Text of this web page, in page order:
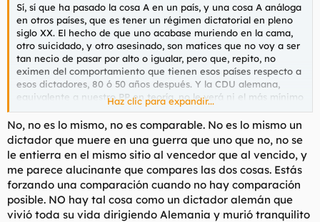
Sí, sí que ha pasado la cosa A en un país, y una cosa A análoga
en otros países, que es tener un régimen dictatorial en pleno
siglo XX. El hecho de que uno acabase muriendo en la cama,
otro suicidado, y otro asesinado, son matices que no voy a ser
tan necio de pasar por alto o igualar, pero que, repito, no
eximen del comportamiento que tienen esos países respecto a
esos dictadores, 80 ó 50 años después. Y la CDU alemana,
equivalente a nuestro PP en teoría, no le verá ni el más mínimo
gesto, ni un amago, ni una broma, a favor de Hitler. Y ahora sí
que sí, lo dejo porque esto va a ser un bucle. Buenas tardes.
Haz clic para expandir...
No, no es lo mismo, no es comparable. No es lo mismo un
dictador que muere en una guerra que uno que no, no se
le entierra en el mismo sitio al vencedor que al vencido, y
me parece alucinante que compares las dos cosas. Estás
forzando una comparación cuando no hay comparación
posible. NO hay tal cosa como un dictador alemán que
vivió toda su vida dirigiendo Alemania y murió tranquilito